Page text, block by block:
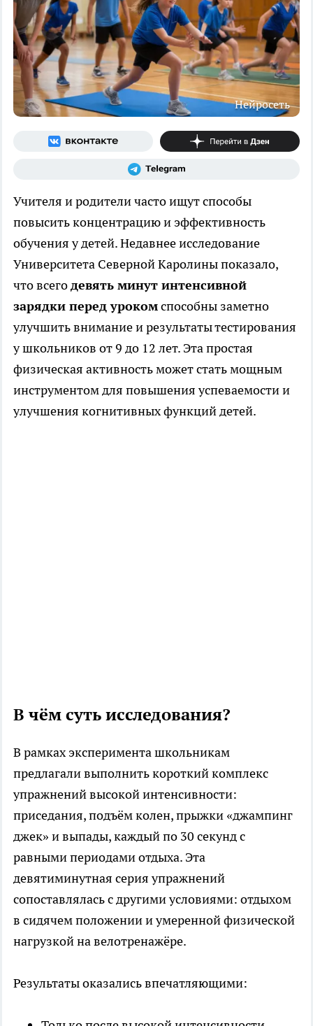
Нейросеть
Учителя и родители часто ищут способы
повысить концентрацию и эффективность
обучения у детей. Недавнее исследование
Университета Северной Каролины показало,
что всегодевять минут интенсивной
зарядки перед урокомспособны заметно
улучшить внимание и результаты тестирования
у школьников от 9 до 12 лет. Эта простая
физическая активность может стать мощным
инструментом для повышения успеваемости и
улучшения когнитивных функций детей.
В чём суть исследования?
В рамках эксперимента школьникам
предлагали выполнить короткий комплекс
упражнений высокой интенсивности:
приседания, подъём колен, прыжки «джампинг
джек» и выпады, каждый по 30 секунд с
равными периодами отдыха. Эта
девятиминутная серия упражнений
сопоставлялась с другими условиями: отдыхом
в сидячем положении и умеренной физической
нагрузкой на велотренажёре.
Результаты оказались впечатляющими: